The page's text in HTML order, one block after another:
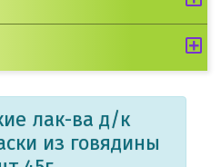
лак-ва д/к
из говядины